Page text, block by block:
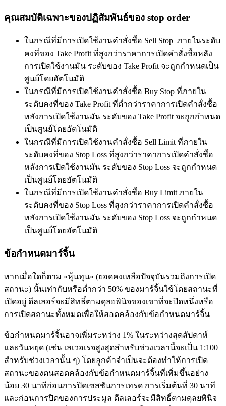
คุณสมบัติเฉพาะของปฏิสัมพันธ์ของ stop order
ในกรณีที่มีการเปิดใช้งานคำสั่งซื้อ Sell Stop ภายในระดับ
คงที่ของ Take Profit ที่สูงกว่าราคาการเปิดคำสั่งซื้อหลัง
การเปิดใช้งานมัน ระดับของ Take Profit จะถูกกำหนดเป็น
ศูนย์โดยอัตโนมัติ
ในกรณีที่มีการเปิดใช้งานคำสั่งซื้อ Buy Stop ที่ภายใน
ระดับคงที่ของ Take Profit ที่ต่ำกว่าราคาการเปิดคำสั่งซื้อ
หลังการเปิดใช้งานมัน ระดับของ Take Profit จะถูกกำหนด
เป็นศูนย์โดยอัตโนมัติ
ในกรณีที่มีการเปิดใช้งานคำสั่งซื้อ Sell Limit ที่ภายใน
ระดับคงที่ของ Stop Loss ที่สูงกว่าราคาการเปิดคำสั่งซื้อ
หลังการเปิดใช้งานมัน ระดับของ Stop Loss จะถูกกำหนด
เป็นศูนย์โดยอัตโนมัติ
ในกรณีที่มีการเปิดใช้งานคำสั่งซื้อ Buy Limit ภายใน
ระดับคงที่ของ Stop Loss ที่สูงกว่าราคาการเปิดคำสั่งซื้อ
หลังการเปิดใช้งานมัน ระดับของ Stop Loss จะถูกกำหนด
เป็นศูนย์โดยอัตโนมัติ
ข้อกำหนดมาร์จิ้น
หากเมื่อใดก็ตาม «หุ้นทุน» (ยอดคงเหลือปัจจุบันรวมถึงการเปิด
สถานะ) นั้นเท่ากับหรือต่ำกว่า 50% ของมาร์จิ้นใช้โดยสถานะที่
เปิดอยู่ ดีลเลอร์จะมีสิทธิ์ตามดุลยพินิจของเขาที่จะปิดหนึ่งหรือ
การเปิดสถานะทั้งหมดเพื่อให้สอดคล้องกับข้อกำหนดมาร์จิ้น
ข้อกำหนดมาร์จิ้นอาจเพิ่มระหว่าง 1% ในระหว่างสุดสัปดาห์
และวันหยุด (เช่น เลเวอเรจสูงสุดสำหรับช่วงเวลานี้จะเป็น 1:100
สำหรับช่วงเวลานั้น ๆ) โดยลูกค้าจำเป็นจะต้องทำให้การเปิด
สถานะของตนสอดคล้องกับข้อกำหนดมาร์จิ้นที่เพิ่มขึ้นอย่าง
น้อย 30 นาทีก่อนการปิดเซสชันการเทรด การเริ่มต้นที่ 30 นาที
และก่อนการปิดของการประมูล ดีลเลอร์จะมีสิทธิ์ตามดุลยพินิจ